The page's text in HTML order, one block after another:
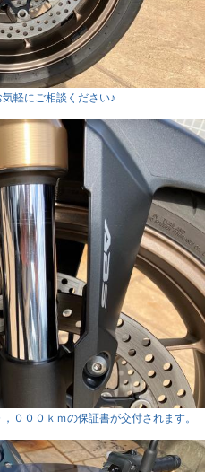
軽にご相談ください♪
０００ｋｍの保証書が交付されます。